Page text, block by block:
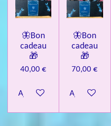
🦋Bon
cadeau
🎁
40,00 €
Ajouter au panier
🦋Bon
cadeau
🎁
70,00 €
Ajouter au